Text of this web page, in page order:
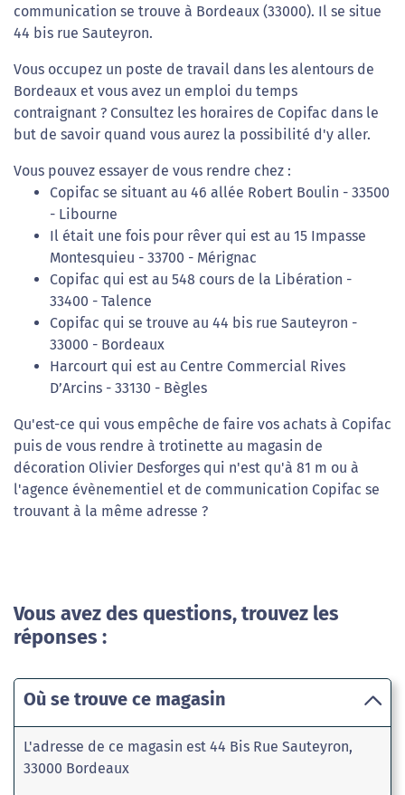
communication se trouve à Bordeaux (33000). Il se situe
44 bis rue Sauteyron.
Vous occupez un poste de travail dans les alentours de
Bordeaux et vous avez un emploi du temps
contraignant ? Consultez les horaires de Copifac dans le
but de savoir quand vous aurez la possibilité d'y aller.
Vous pouvez essayer de vous rendre chez :
Copifac se situant au 46 allée Robert Boulin - 33500
- Libourne
Il était une fois pour rêver qui est au 15 Impasse
Montesquieu - 33700 - Mérignac
Copifac qui est au 548 cours de la Libération -
33400 - Talence
Copifac qui se trouve au 44 bis rue Sauteyron -
33000 - Bordeaux
Harcourt qui est au Centre Commercial Rives
D’Arcins - 33130 - Bègles
Qu'est-ce qui vous empêche de faire vos achats à Copifac
puis de vous rendre à trotinette au magasin de
décoration Olivier Desforges qui n'est qu'à 81 m ou à
l'agence évènementiel et de communication Copifac se
trouvant à la même adresse ?
Vous avez des questions, trouvez les
réponses :
Où se trouve ce magasin
L'adresse de ce magasin est 44 Bis Rue Sauteyron,
33000 Bordeaux